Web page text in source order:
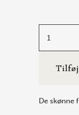
De skønne